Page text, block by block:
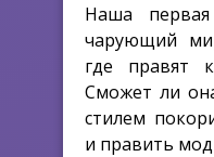
Наша
чарующий
где правят
Сможет ли
стилем
и править